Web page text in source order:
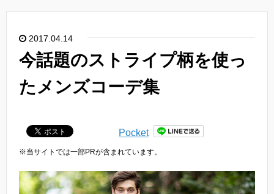
2017.04.14
今話題のストライプ柄を使っ
たメンズコーデ集
Pocket
※当サイトでは一部PRが含まれています。